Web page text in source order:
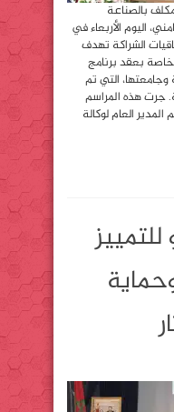
بالصناعة
اليوم الأربعاء في
الشراكة تهدف
بعقد برنامج
التي تم
جرت هذه المراسم
العام لوكالة